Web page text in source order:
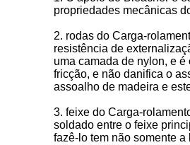
propriedades mecânicas
2. rodas do Carga-
resistência de
uma camada de nylon, e
fricção, e não danifica o
assoalho de madeira e
3. feixe do Carga-
soldado entre o feixe
fazê-lo tem não somente